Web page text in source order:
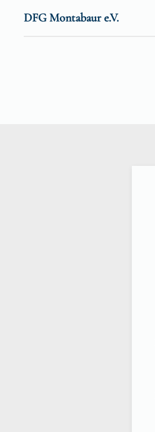
DFG Montabaur e.V.